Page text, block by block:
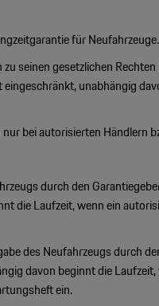
für Neufahrzeuge.
seinen gesetzlichen
unabhängig
bei autorisierten Händlern
durch den
die Laufzeit, wenn ein
des Neufahrzeugs durch
davon beginnt die
ein.